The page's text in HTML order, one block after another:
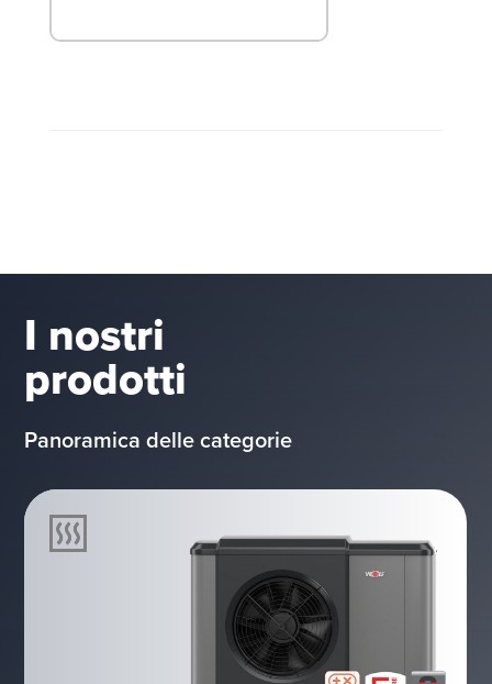
I nostri
prodotti
Panoramica delle categorie